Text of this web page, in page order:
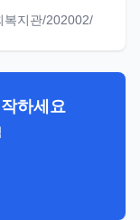
복지관/202002/
하세요